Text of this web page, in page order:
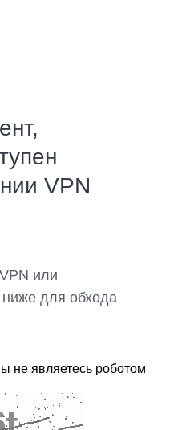
VPN
или
для обхода
не являетесь роботом